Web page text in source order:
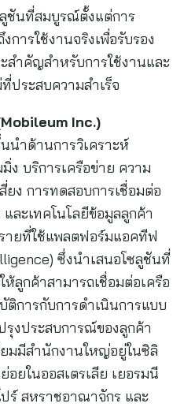
ชันที่สมบูรณ์ตั้งแต่การ
ารใช้งานจริงเพื่อรับรอง
สำคัญสำหรับการใช้งานและ
ประสบความสำเร็จ
Inc.)
นำด้านการวิเคราะห์
ง บริการเครือข่าย ความ
ง การทดสอบการเชื่อมต่อ
ละเทคโนโลยีข้อมูลลูกค้า
ายที่ใช้แพลตฟอร์มแอคทีฟ
ซึ่งนำเสนอโซลูชันที่
ลูกค้าสามารถเชื่อมต่อเครือ
ติการกับการดำเนินการแบบ
รุงประสบการณ์ของลูกค้า
มมีสำนักงานใหญ่อยู่ในซิลิ
ยในออสเตรเลีย เยอรมนี
ร์ สหราชอาณาจักร และ